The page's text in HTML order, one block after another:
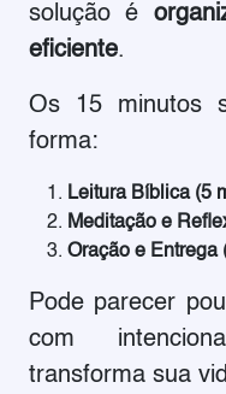
solução é
eficiente.
Os 15 minutos
forma:
Leitura Bíblica (5
Meditação e
Oração e Entrega
Pode parecer
com
transforma sua